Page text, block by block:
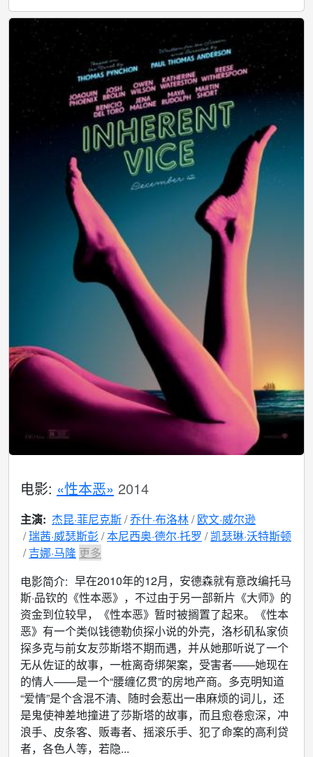
电影: «性本恶» 2014
主演: 杰昆·菲尼克斯 乔什·布洛林 欧文·威尔逊
瑞茜·威瑟斯彭 本尼西奥·德尔·托罗
凯瑟琳·沃特斯顿
吉娜·马隆 更多
电影简介: 早在2010年的12月，安德森就有意改编托马
斯·品钦的《性本恶》，不过由于另一部新片《大师》的
资金到位较早，《性本恶》暂时被搁置了起来。《性本
恶》有一个类似钱德勒侦探小说的外壳，洛杉矶私家侦
探多克与前女友莎斯塔不期而遇，并从她那听说了一个
无从佐证的故事，一桩离奇绑架案，受害者——她现在
的情人——是一个“腰缠亿贯”的房地产商。多克明知道
“爱情”是个含混不清、随时会惹出一串麻烦的词儿，还
是鬼使神差地撞进了莎斯塔的故事，而且愈卷愈深，冲
浪手、皮条客、贩毒者、摇滚乐手、犯了命案的高利贷
者，各色人等，若隐...